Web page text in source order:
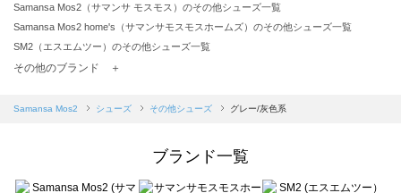
Samansa Mos2（サマンサ モスモス）のその他シューズ一覧
Samansa Mos2 home's（サマンサモスモスホームズ）のその他シューズ一覧
SM2（エスエムツー）のその他シューズ一覧
Samansa Mos2 blue（サマンサモスモス ブルー）のその他シューズ一覧
sō4ū（ソウフォーユー）のその他シューズ一覧
Te chichi（テチチ）のその他シューズ一覧
その他のブランド ＋
Samansa Mos2 シューズ その他シューズ グレー/灰色系
ブランド一覧